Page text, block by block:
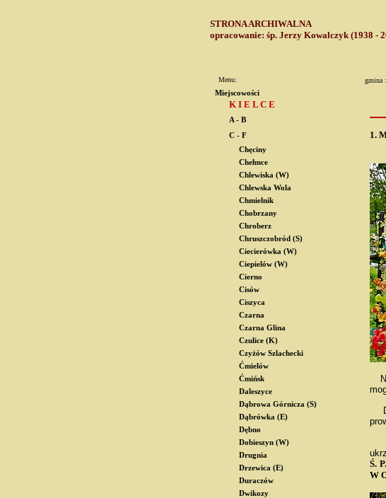
STRONA ARCHIWALNA
opracowanie: śp. Jerzy Kowalczyk (1938
Menu:
Miejscowości
K I E L C E
A - B
C - F
Chęciny
Chełmce
Chlewiska (W)
Chlewska Wola
Chmielnik
Chobrzany
Chroberz
Chruszczobród (S)
Ciecierówka (W)
Ciepielów (W)
Cierno
Cisów
Ciszyca
Czarna
Czarna Glina
Czulice (K)
Czyżów Szlachecki
Ćmielów
Ćmińsk
Daleszyce
Dąbrowa Górnicza (S)
Dąbrówka (E)
Dębno
Dobieszyn (W)
Drugnia
Drzewica (E)
Duraczów
Dwikozy
gmina :
1.
Ś.
W